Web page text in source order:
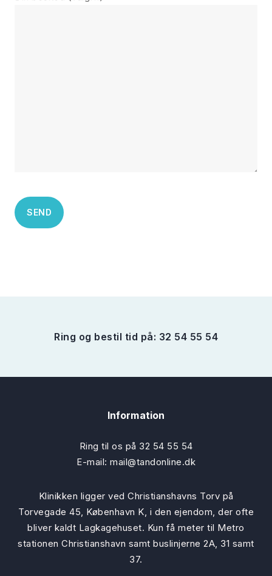
Ring og bestil tid på: 32 54 55 54
Information
Ring til os på 32 54 55 54
E-mail: mail@tandonline.dk
Klinikken ligger ved Christianshavns Torv på
Torvegade 45, København K, i den ejendom, der ofte
bliver kaldt Lagkagehuset. Kun få meter til Metro
stationen Christianshavn samt buslinjerne 2A, 31 samt
37.